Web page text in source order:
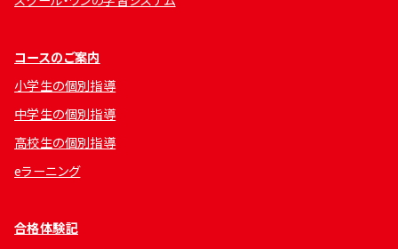
コースのご案内
小学生の個別指導
中学生の個別指導
高校生の個別指導
eラーニング
合格体験記